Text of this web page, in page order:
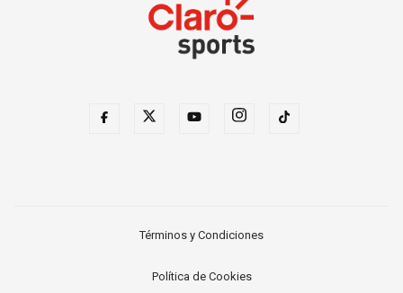
Términos y Condiciones
Política de Cookies